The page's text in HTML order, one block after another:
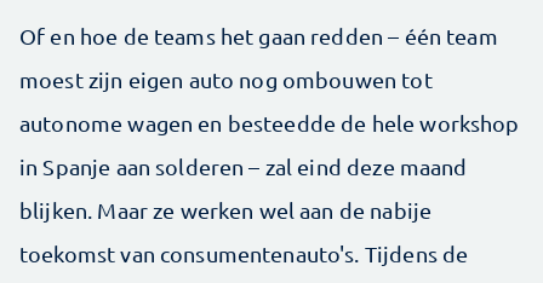
Of en hoe de teams het gaan redden – één team
moest zijn eigen auto nog ombouwen tot
autonome wagen en besteedde de hele workshop
in Spanje aan solderen – zal eind deze maand
blijken. Maar ze werken wel aan de nabije
toekomst van consumentenauto's. Tijdens de